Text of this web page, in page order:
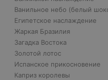
Ванильное небо (белый
Египетское наслаждение
Жаркая Бразилия
Загадка Востока
Золотой лотос
Испанское прикосновение
Каприз королевы